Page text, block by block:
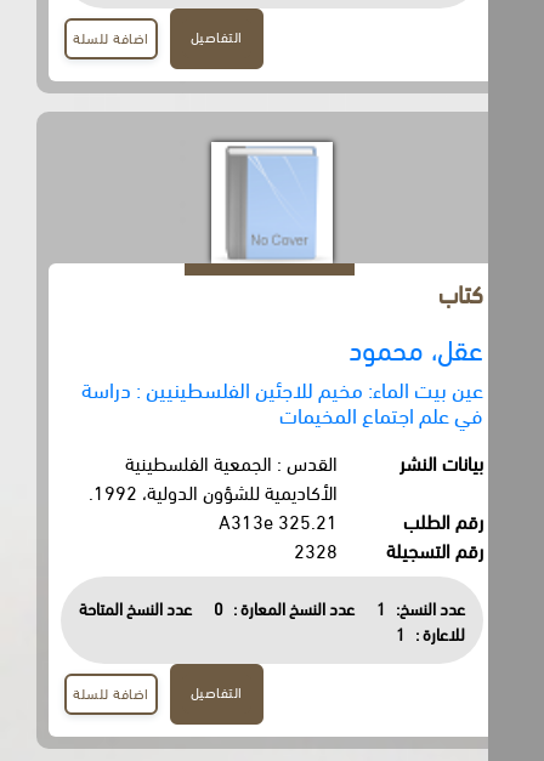
اضافة للسلة
عقل، محمود
عين بيت الماء: مخيم للاجئين الفلسطينيين : دراسة
في علم اجتماع المخيمات
بيانات النشر
القدس : الجمعية الفلسطينية
الأكاديمية للشؤون الدولية، 1992.
رقم الطلب
رقم التسجيلة
2328
عدد النسخ: 1 عدد النسخ المعارة : 0
عدد النسخ المتاحة
للاعارة :
1
اضافة للسلة